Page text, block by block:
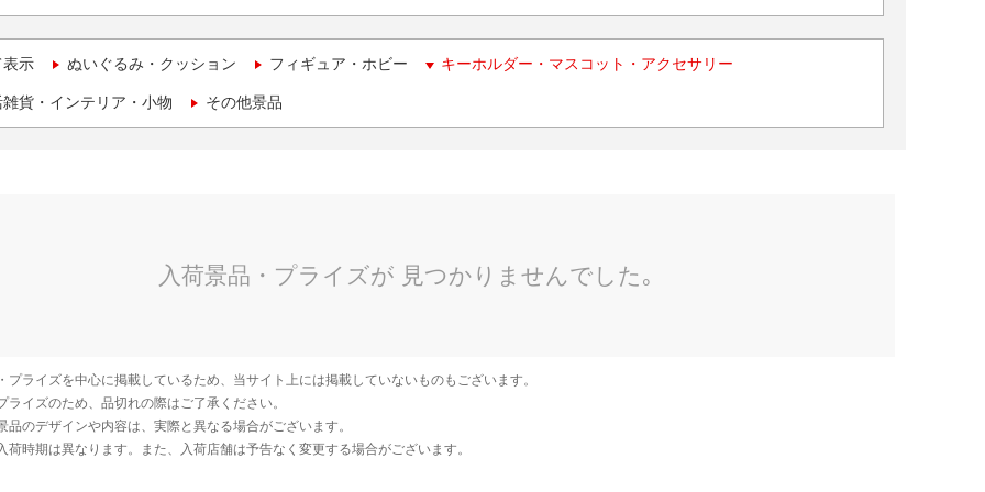
表示 ぬいぐるみ・クッション フィギュア・ホビー キーホルダー・マスコット・アクセサリー
貨・インテリア・小物 その他景品